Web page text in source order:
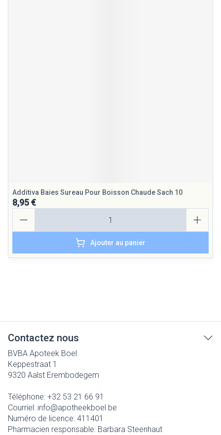
Additiva Baies Sureau Pour Boisson Chaude Sach 10
8,95 €
Ajouter au panier
Contactez nous
BVBA Apoteek Boel
Keppestraat 1
9320 Aalst Erembodegem
Téléphone: +32 53 21 66 91
Courriel: info@apotheekboel.be
Numéro de licence: 411401
Pharmacien responsable: Barbara Steenhaut